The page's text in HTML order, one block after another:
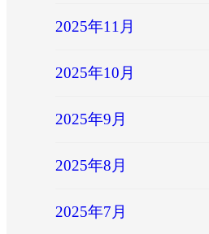
2025年11月
2025年10月
2025年9月
2025年8月
2025年7月